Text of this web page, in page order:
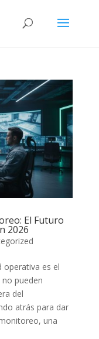
El Futuro
2026
operativa es el
pueden
del
atrás para dar
una